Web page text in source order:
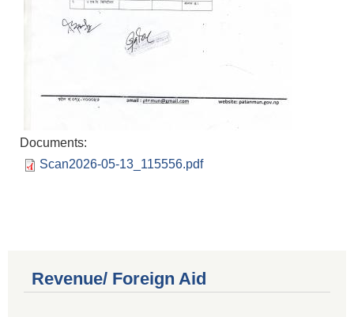
Documents:
Scan2026-05-13_115556.pdf
Revenue/ Foreign Aid